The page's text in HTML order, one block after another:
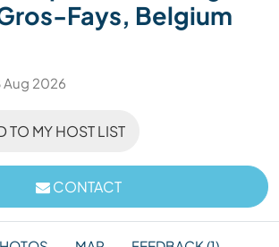
Fays, Belgium
Aug 2026
TO MY HOST LIST
CONTACT